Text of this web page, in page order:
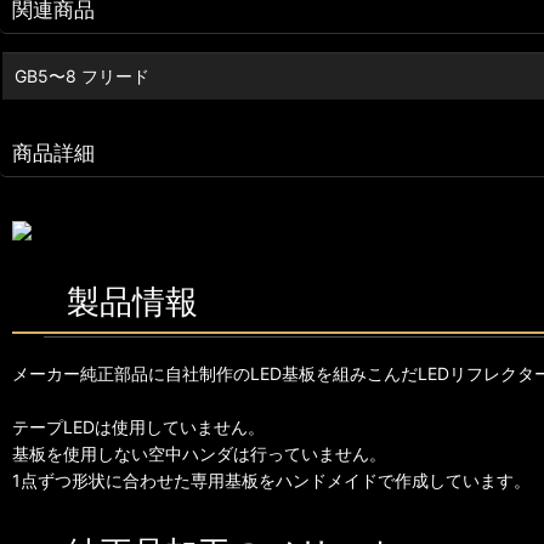
関連商品
GB5〜8 フリード
商品詳細
製品情報
メーカー純正部品に自社制作のLED基板を組みこんだLEDリフレクタ
テープLEDは使用していません。
基板を使用しない空中ハンダは行っていません。
1点ずつ形状に合わせた専用基板をハンドメイドで作成しています。